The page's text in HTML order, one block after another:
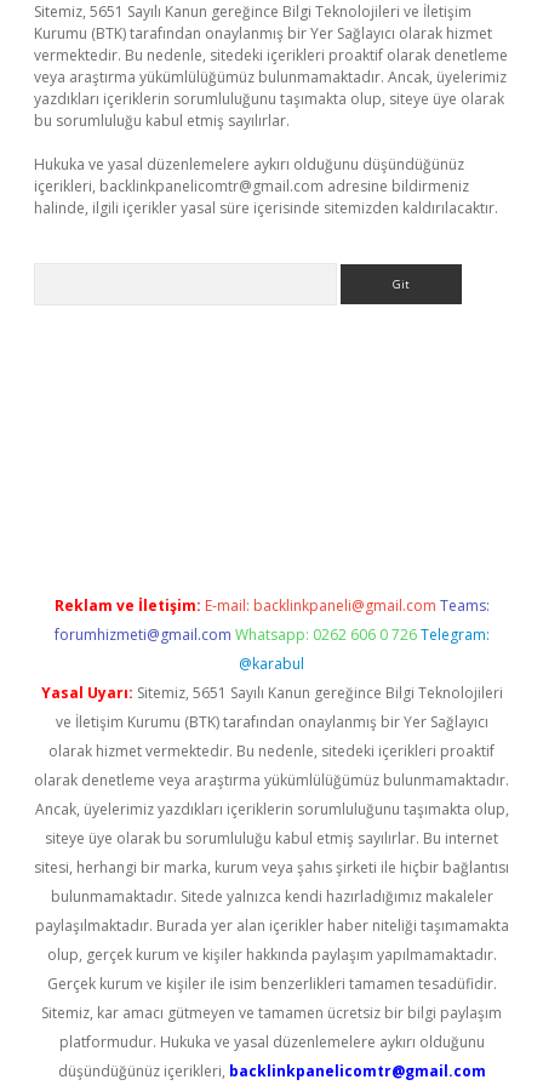
Sitemiz, 5651 Sayılı Kanun gereğince Bilgi Teknolojileri ve İletişim
Kurumu (BTK) tarafından onaylanmış bir Yer Sağlayıcı olarak hizmet
vermektedir. Bu nedenle, sitedeki içerikleri proaktif olarak denetleme
veya araştırma yükümlülüğümüz bulunmamaktadır. Ancak, üyelerimiz
yazdıkları içeriklerin sorumluluğunu taşımakta olup, siteye üye olarak
bu sorumluluğu kabul etmiş sayılırlar.
Hukuka ve yasal düzenlemelere aykırı olduğunu düşündüğünüz
içerikleri, backlinkpanelicomtr@gmail.com adresine bildirmeniz
halinde, ilgili içerikler yasal süre içerisinde sitemizden kaldırılacaktır.
Reklam ve İletişim: E-mail: backlinkpaneli@gmail.com Teams:
forumhizmeti@gmail.com Whatsapp: 0262 606 0 726 Telegram:
@karabul
Yasal Uyarı: Sitemiz, 5651 Sayılı Kanun gereğince Bilgi Teknolojileri
ve İletişim Kurumu (BTK) tarafından onaylanmış bir Yer Sağlayıcı
olarak hizmet vermektedir. Bu nedenle, sitedeki içerikleri proaktif
olarak denetleme veya araştırma yükümlülüğümüz bulunmamaktadır.
Ancak, üyelerimiz yazdıkları içeriklerin sorumluluğunu taşımakta olup,
siteye üye olarak bu sorumluluğu kabul etmiş sayılırlar. Bu internet
sitesi, herhangi bir marka, kurum veya şahıs şirketi ile hiçbir bağlantısı
bulunmamaktadır. Sitede yalnızca kendi hazırladığımız makaleler
paylaşılmaktadır. Burada yer alan içerikler haber niteliği taşımamakta
olup, gerçek kurum ve kişiler hakkında paylaşım yapılmamaktadır.
Gerçek kurum ve kişiler ile isim benzerlikleri tamamen tesadüfidir.
Sitemiz, kar amacı gütmeyen ve tamamen ücretsiz bir bilgi paylaşım
platformudur. Hukuka ve yasal düzenlemelere aykırı olduğunu
düşündüğünüz içerikleri, backlinkpanelicomtr@gmail.com